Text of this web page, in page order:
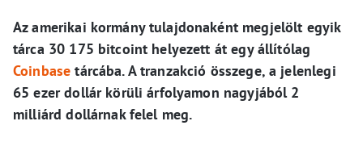
Az amerikai kormány tulajdonaként megjelölt egyik
tárca 30 175 bitcoint helyezett át egy állítólag
Coinbase tárcába. A tranzakció összege, a jelenlegi
65 ezer dollár körüli árfolyamon nagyjából 2
milliárd dollárnak felel meg.